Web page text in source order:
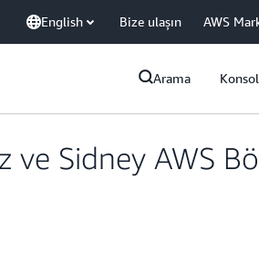
English Bize ulaşın AWS
Arama
ve Sidney AWS